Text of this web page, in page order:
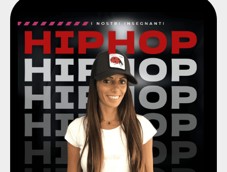
Hip Hop
Dai 4 anni comincia a seguire corsi di classica,
moderna, acrobatica e hip hop presso "Oltre la
danza".
Partecipa a concorsi, contest e corsi di formazione
per insegnanti presso MOMA (MI), Flava School
(BS-RM), Open Dance Center (MI) e workshop con
artisti del calibro di Turbo e Bettystyle.